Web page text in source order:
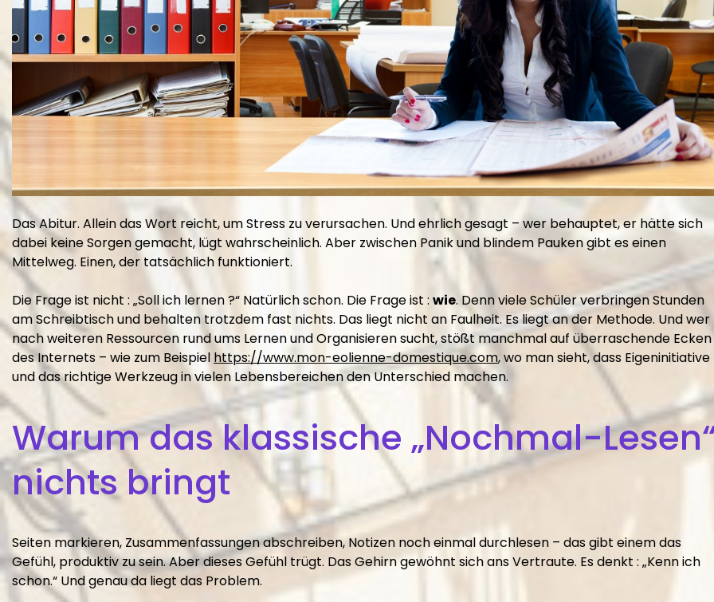
Das Abitur. Allein das Wort reicht, um Stress zu verursachen. Und ehrlich gesagt – wer behauptet, er hätte sich
dabei keine Sorgen gemacht, lügt wahrscheinlich. Aber zwischen Panik und blindem Pauken gibt es einen
Mittelweg. Einen, der tatsächlich funktioniert.
Die Frage ist nicht : „Soll ich lernen ?“ Natürlich schon. Die Frage ist : wie. Denn viele Schüler verbringen Stunden
am Schreibtisch und behalten trotzdem fast nichts. Das liegt nicht an Faulheit. Es liegt an der Methode. Und wer
nach weiteren Ressourcen rund ums Lernen und Organisieren sucht, stößt manchmal auf überraschende Ecken
des Internets – wie zum Beispiel https://www.mon-eolienne-domestique.com, wo man sieht, dass Eigeninitiative
und das richtige Werkzeug in vielen Lebensbereichen den Unterschied machen.
Warum das klassische „Nochmal-
nichts bringt
Seiten markieren, Zusammenfassungen abschreiben, Notizen noch einmal durchlesen – das gibt einem das
Gefühl, produktiv zu sein. Aber dieses Gefühl trügt. Das Gehirn gewöhnt sich ans Vertraute. Es denkt : „Kenn ich
schon.“ Und genau da liegt das Problem.